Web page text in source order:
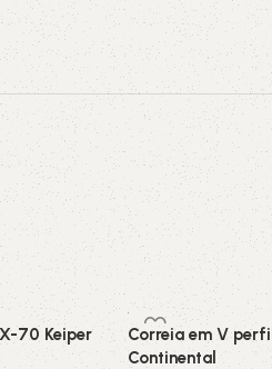
70 Keiper
Correia em V
Continental